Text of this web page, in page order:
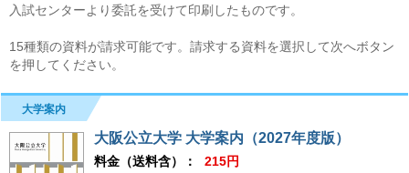
入試センターより委託を受けて印刷したものです。
15種類の資料が請求可能です。請求する資料を選択して次へボタン
を押してください。
大学案内
大阪公立大学 大学案内（2027年度版）
料金（送料含）： 215円